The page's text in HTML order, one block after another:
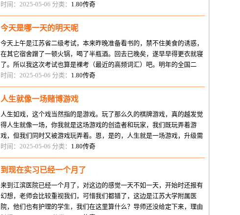
觉真的是蛮好，空前的好，听译部
时间：2025-05-06 分类： 1.80传奇
今天是哪一天的明天呢
今天上午是江苏省二级考试，本来昨晚准备看书的，禁不住美食的诱惑，
在其它宿舍蹭了一顿火锅，喝了半瓶酒。回去已晚矣，遂早早得更衣就寝
了。所以我这次考试也算是裸考（最近的高频词汇）吧。明年的全国二
级。。我来了 考完我就直奔湖南路
时间：2025-05-06 分类： 1.80传奇
人生就像一场赌博游戏
人生如戏，这个戏当然指的是游戏。玩了那么久的棋牌游戏，真的越发觉
得人生就像一场，你我就是这场游戏的创造者和玩家，我们既玩弄着游
戏，但我们同时又被游戏玩弄着。恩，是的，人生就是一场游戏，升级需
要很大的能量，但是如果靠你自己升
时间：2025-05-06 分类： 1.80传奇
到现在实习已经一个月了
来到江滨医院已经一个月了，对这边的感觉一天不如一天，开始时还报有
幻想，老师会比较重视我们，可惜我们都错了，这边是江苏大学附属医
院，他们也有护理的学生，我们在这里算什么？导师还没给定下来，理由